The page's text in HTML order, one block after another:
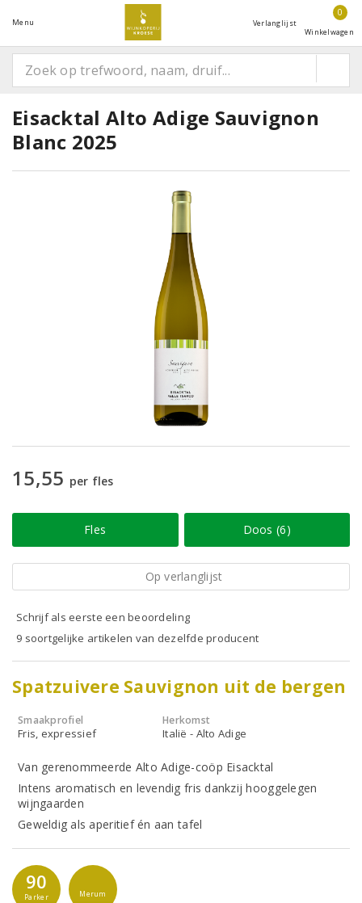
Menu Verlanglijst
0
Winkelwagen
Eisacktal Alto Adige Sauvignon
Blanc 2025
15,55 per fles
Fles Doos (6)
Op verlanglijst
Schrijf als eerste een beoordeling
9 soortgelijke artikelen van dezelfde producent
Spatzuivere Sauvignon uit de bergen
Smaakprofiel
Fris, expressief
Herkomst
Italië - Alto Adige
Van gerenommeerde Alto Adige-coöp Eisacktal
Intens aromatisch en levendig fris dankzij hooggelegen
wijngaarden
Geweldig als aperitief én aan tafel
90
Parker Merum